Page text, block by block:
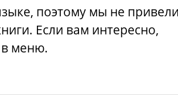
поэтому мы не
Если вам интересно,
меню.